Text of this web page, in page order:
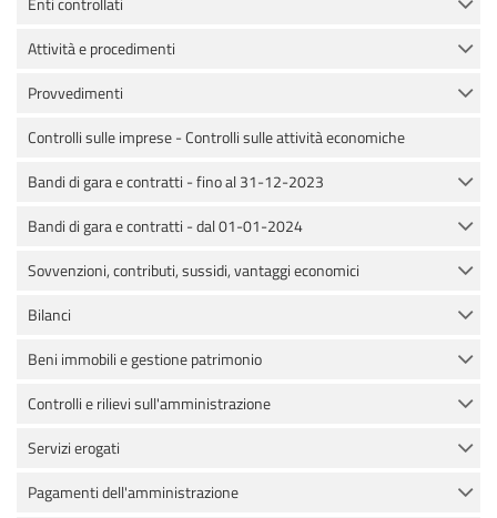
Attività e procedimenti
Provvedimenti
Controlli sulle imprese - Controlli sulle attività economiche
Bandi di gara e contratti - fino al 31-12-2023
Bandi di gara e contratti - dal 01-01-2024
Sovvenzioni, contributi, sussidi, vantaggi economici
Bilanci
Beni immobili e gestione patrimonio
Controlli e rilievi sull'amministrazione
Servizi erogati
Pagamenti dell'amministrazione